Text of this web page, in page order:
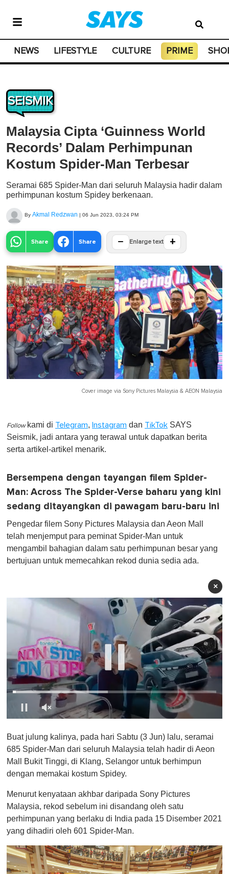
NEWS LIFESTYLE CULTURE PRIME
SEISMIK
Malaysia Cipta ‘Guinness World
Records’ Dalam Perhimpunan
Kostum Spider-Man Terbesar
Seramai 685 Spider-Man dari seluruh Malaysia hadir dalam
perhimpunan kostum Spidey berkenaan.
By Akmal Redzwan | 06 Jun 2023, 03:24 PM
Share Share − Enlarge text +
Cover image via Sony Pictures Malaysia & AEON Malaysia
Follow kami di Telegram, Instagram dan TikTok SAYS
Seismik, jadi antara yang terawal untuk dapatkan berita
serta artikel-artikel menarik.
Bersempena dengan tayangan filem Spider-
Man: Across The Spider-Verse baharu yang kini
sedang ditayangkan di pawagam baru-baru ini
Pengedar filem Sony Pictures Malaysia dan Aeon Mall
telah menjemput para peminat Spider-Man untuk
mengambil bahagian dalam satu perhimpunan besar yang
bertujuan untuk memecahkan rekod dunia sedia ada.
×
e
c
n
d
f
1
n
u
t
e
,
0
Buat julung kalinya, pada hari Sabtu (3 Jun) lalu, seramai
685 Spider-Man dari seluruh Malaysia telah hadir di Aeon
Mall Bukit Tinggi, di Klang, Selangor untuk berhimpun
dengan memakai kostum Spidey.
Menurut kenyataan akhbar daripada Sony Pictures
Malaysia, rekod sebelum ini disandang oleh satu
perhimpunan yang berlaku di India pada 15 Disember 2021
yang dihadiri oleh 601 Spider-Man.